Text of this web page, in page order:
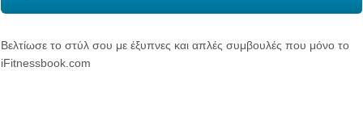
Βελτίωσε το στύλ σου με έξυπνες και απλές συμβουλές που μόνο το
iFitnessbook.com